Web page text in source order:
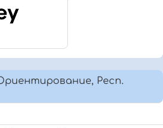
Респ.